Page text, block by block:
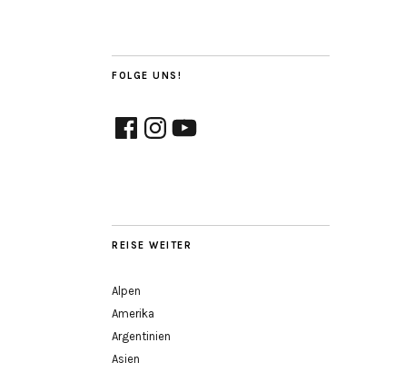
FOLGE UNS!
FacebookInstagram
YouTube
REISE WEITER
Alpen
Amerika
Argentinien
Asien